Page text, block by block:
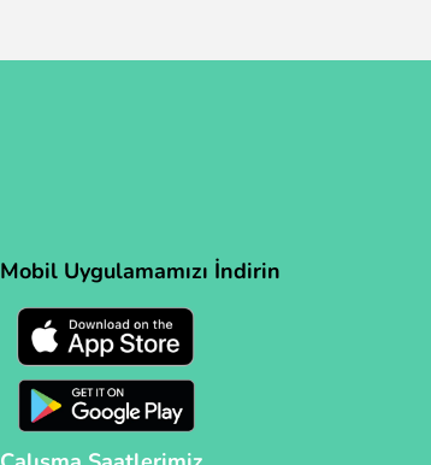
Mobil Uygulamamızı İndirin